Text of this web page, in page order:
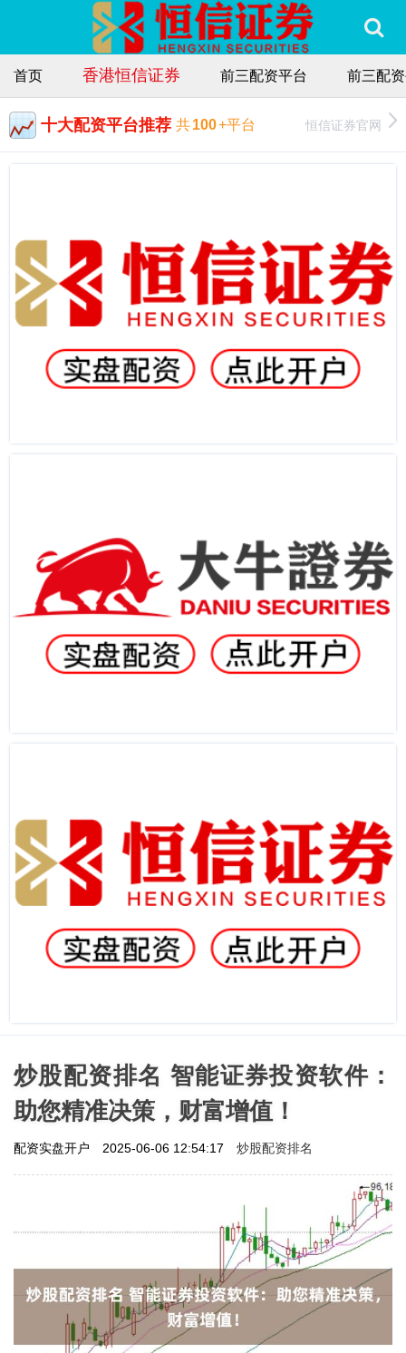
首页 香港恒信证券 前三配资平台 前三配
十大配资平台推荐 共100+平台 恒信证券官网
炒股配资排名 智能证券投资软件：
助您精准决策，财富增值！
配资实盘开户 2025-06-06 12:54:17 炒股配资排名